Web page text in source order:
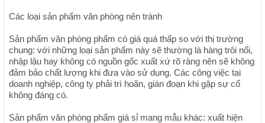
Các loại sản phẩm văn phòng nên tránh
Sản phẩm văn phòng phẩm có giá quá thấp so với thị trường
chung: với những loại sản phẩm này sẽ thường là hàng trôi nổi,
nhập lậu hay không có nguồn gốc xuất xứ rõ ràng nên sẽ không
đảm bảo chất lượng khi đưa vào sử dụng. Các công việc tại
doanh nghiệp, công ty phải trì hoãn, gián đoạn khi gặp sự cố
không đáng có.
Sản phẩm văn phòng phẩm giá sỉ mang mẫu khác: xuất hiện